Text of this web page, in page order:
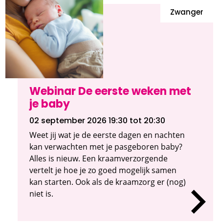
Webinar De eerste weken met
je baby
Zwanger
02 september 2026 19:30 tot 20:30
Weet jij wat je de eerste dagen en nachten
kan verwachten met je pasgeboren baby?
Alles is nieuw. Een kraamverzorgende
vertelt je hoe je zo goed mogelijk samen
kan starten. Ook als de kraamzorg er (nog)
niet is.